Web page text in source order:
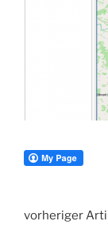
vorheriger